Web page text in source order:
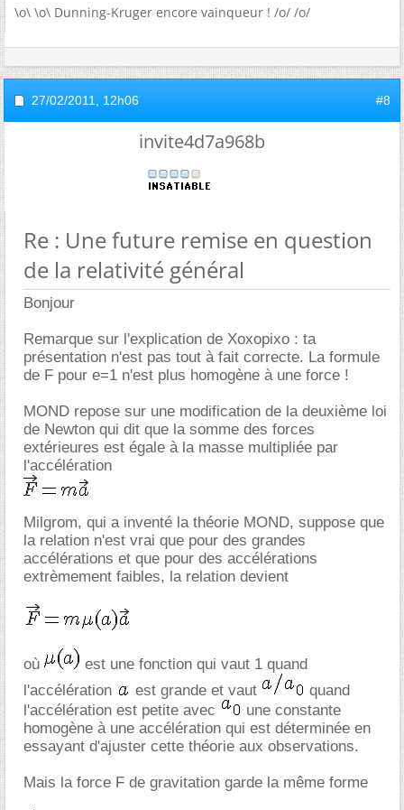
\o\ \o\ Dunning-Kruger encore vainqueur ! /o/ /o/
27/02/2011, 12h06 #8
invite4d7a968b
Re : Une future remise en question
de la relativité général
Bonjour
Remarque sur l'explication de Xoxopixo : ta
présentation n'est pas tout à fait correcte. La formule
de F pour e=1 n'est plus homogène à une force !
MOND repose sur une modification de la deuxième loi
de Newton qui dit que la somme des forces
extérieures est égale à la masse multipliée par
l'accélération
Milgrom, qui a inventé la théorie MOND, suppose que
la relation n'est vrai que pour des grandes
accélérations et que pour des accélérations
extrèmement faibles, la relation devient
où
est une fonction qui vaut 1 quand
l'accélération
est grande et vaut
quand
l'accélération est petite avec
une constante
homogène à une accélération qui est déterminée en
essayant d'ajuster cette théorie aux observations.
Mais la force F de gravitation garde la même forme